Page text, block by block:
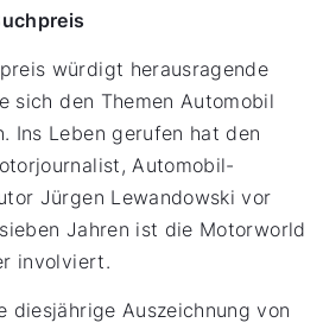
würdigt herausragende
sich den Themen Automobil
Ins Leben gerufen hat den
Automobil-
Jürgen Lewandowski vor
Jahren ist die Motorworld
involviert.
diesjährige Auszeichnung von